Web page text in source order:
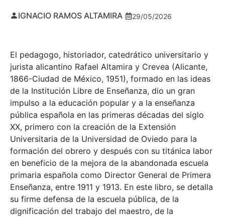
IGNACIO RAMOS ALTAMIRA 29/05/2026
El pedagogo, historiador, catedrático universitario y
jurista alicantino Rafael Altamira y Crevea (Alicante,
1866-Ciudad de México, 1951), formado en las ideas
de la Institución Libre de Enseñanza, dio un gran
impulso a la educación popular y a la enseñanza
pública española en las primeras décadas del siglo
XX, primero con la creación de la Extensión
Universitaria de la Universidad de Oviedo para la
formación del obrero y después con su titánica labor
en beneficio de la mejora de la abandonada escuela
primaria española como Director General de Primera
Enseñanza, entre 1911 y 1913. En este libro, se detalla
su firme defensa de la escuela pública, de la
dignificación del trabajo del maestro, de la